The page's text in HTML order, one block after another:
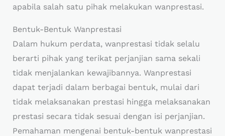
apabila salah satu pihak melakukan wanprestasi.
Bentuk-Bentuk Wanprestasi
Dalam hukum perdata, wanprestasi tidak selalu
berarti pihak yang terikat perjanjian sama sekali
tidak menjalankan kewajibannya. Wanprestasi
dapat terjadi dalam berbagai bentuk, mulai dari
tidak melaksanakan prestasi hingga melaksanakan
prestasi secara tidak sesuai dengan isi perjanjian.
Pemahaman mengenai bentuk-bentuk wanprestasi